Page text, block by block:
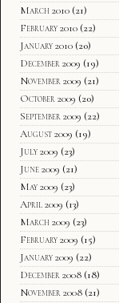
March 2010 (21)
February 2010 (22)
January 2010 (20)
December 2009 (19)
November 2009 (21)
October 2009 (20)
September 2009 (22)
August 2009 (19)
July 2009 (23)
June 2009 (21)
May 2009 (23)
April 2009 (13)
March 2009 (23)
February 2009 (15)
January 2009 (22)
December 2008 (18)
November 2008 (21)